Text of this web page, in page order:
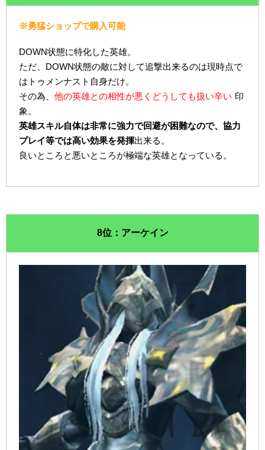
※勇猛ショップで購入可能
DOWN状態に特化した英雄。
ただ、DOWN状態の敵に対して追撃出来るのは現時点で
はトゥメンナスト自身だけ。
その為、他の英雄との相性が悪くどうしても扱い辛い 印
象。
英雄スキル自体は非常に強力で回避が困難なので、協力
プレイ等では高い効果を発揮出来る。
良いところと悪いところが極端な英雄となっている。
8位：アーケイン